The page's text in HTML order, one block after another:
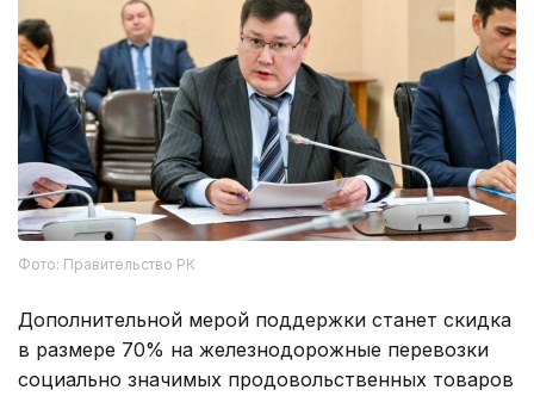
Фото: Правительство РК
Дополнительной мерой поддержки станет скидка
в размере 70% на железнодорожные перевозки
социально значимых продовольственных товаров